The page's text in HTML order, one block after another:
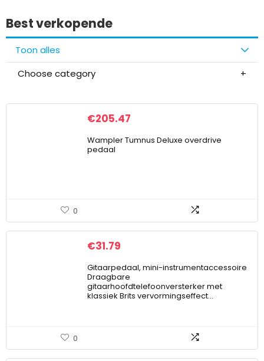
Best verkopende
Toon alles
Choose category
€205.47
Wampler Tumnus Deluxe overdrive
pedaal
0
€31.79
Gitaarpedaal, mini-instrumentaccessoire
Draagbare
gitaarhoofdtelefoonversterker met
klassiek Brits vervormingseffect…
0